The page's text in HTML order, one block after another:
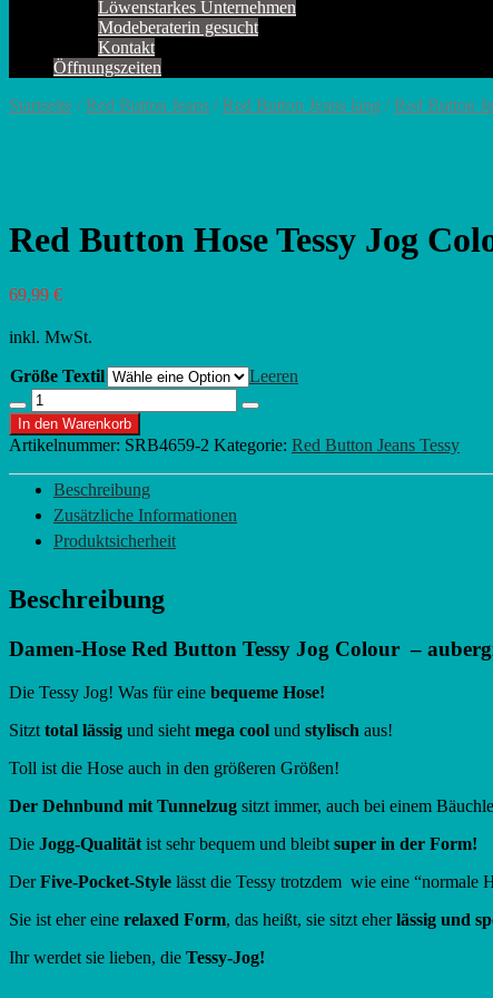
Löwenstarkes Unternehmen
Modeberaterin gesucht
Kontakt
Öffnungszeiten
Startseite /Red Button Jeans /Red Button Jeans lang /Red Button
Red Button Hose Tessy Jog
69,99 €
inkl. MwSt.
Größe Textil Leeren
Menge
verringern
Red
Button
Hose
Tessy
Jog
Colour
aubergine
Menge
In den Warenkorb
Artikelnummer: SRB4659-2 Kategorie: Red Button Jeans Tessy
Beschreibung
Zusätzliche Informationen
Produktsicherheit
Beschreibung
Damen-Hose Red Button Tessy Jog Colour –
Die Tessy Jog! Was für eine bequeme Hose!
Sitzt total lässig und sieht mega cool und stylisch aus!
Toll ist die Hose auch in den größeren Größen!
Der Dehnbund mit Tunnelzug sitzt immer, auch bei einem
Die Jogg-Qualität ist sehr bequem und bleibt super in der Form!
DerFive-Pocket-Style lässt die Tessy trotzdem wie eine “normale
Sie ist eher eine relaxed Form, das heißt, sie sitzt eherlässig und
Ihr werdet sie lieben, die Tessy-Jog!